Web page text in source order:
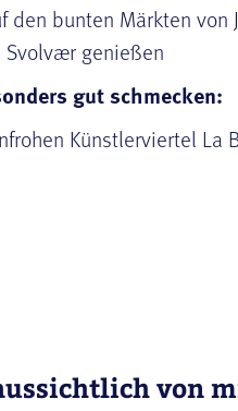
den bunten Märkten von
Svolvær genießen
gut schmecken:
Künstlerviertel La
von